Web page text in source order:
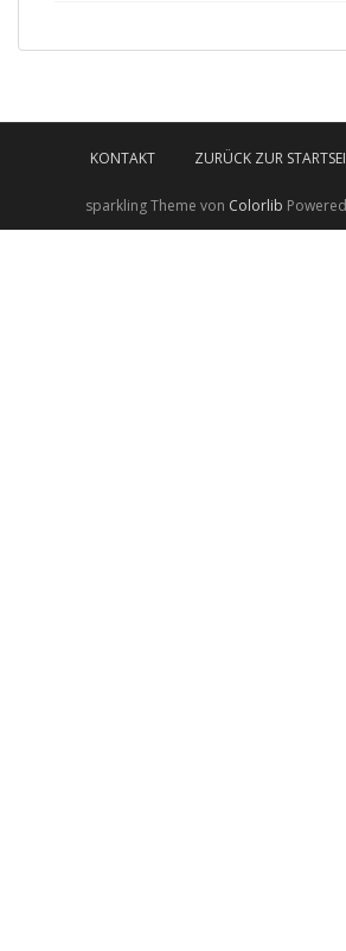
KONTAKT ZURÜCK ZUR
sparkling Theme von Colorlib